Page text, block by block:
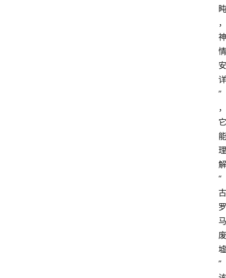
盹
，
神
情
安
详
”
，
它
能
理
解
“
古
罗
马
废
墟
”